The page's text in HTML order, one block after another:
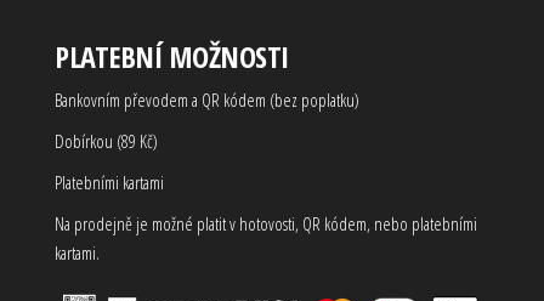
PLATEBNÍ MOŽNOSTI
Bankovním převodem a QR kódem (bez poplatku)
Dobírkou (89 Kč)
Platebními kartami
Na prodejně je možné platit v hotovosti, QR kódem, nebo platebními
kartami.